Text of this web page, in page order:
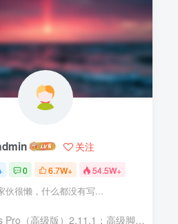
关注
0 6.7W+ 54.5W+
伙很懒，什么都没有写...
高级版）2.11.1；高级脚本、插件和；移动